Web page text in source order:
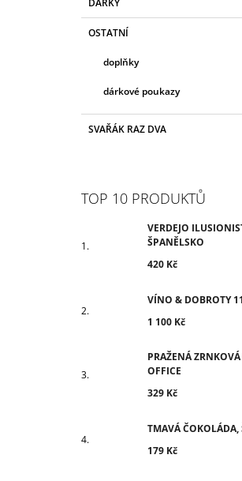
DÁRKY
OSTATNÍ
doplňky
dárkové poukazy
SVAŘÁK RAZ DVA
TOP 10 PRODUKTŮ
VERDEJO
ŠPANĚLSKO
420 Kč
VÍNO & DOBROTY 11
1 100 Kč
PRAŽENÁ
OFFICE
329 Kč
TMAVÁ ČOKOLÁDA,
179 Kč